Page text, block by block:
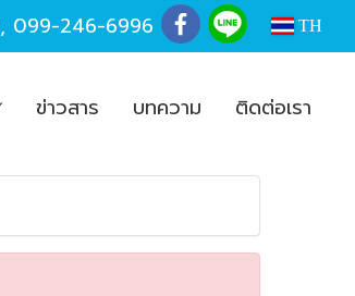
, 099-246-6996 TH
ข่าวสาร บทความ ติดต่อเรา